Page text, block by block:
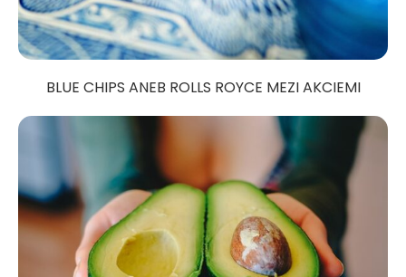
BLUE CHIPS ANEB ROLLS ROYCE MEZI AKCIEMI